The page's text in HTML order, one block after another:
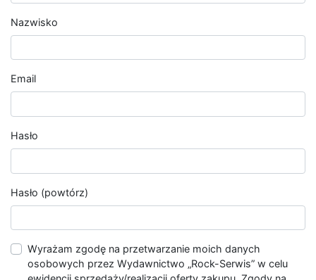
Nazwisko
Email
Hasło
Hasło (powtórz)
Wyrażam zgodę na przetwarzanie moich danych
osobowych przez Wydawnictwo „Rock-Serwis” w celu